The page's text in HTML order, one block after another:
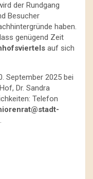
der Rundgang
Besucher
haben.
genügend Zeit
auf sich
September 2025 bei
Dr. Sandra
Telefon
.